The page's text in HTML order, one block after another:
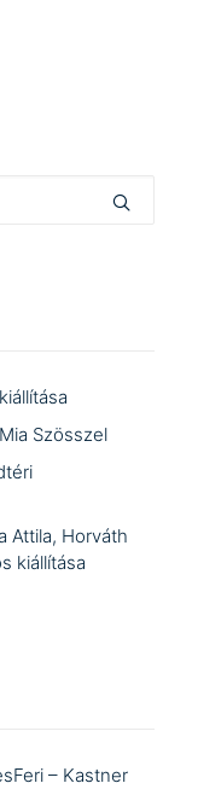
Szösszel
Attila, Horváth
kiállítása
– Kastner